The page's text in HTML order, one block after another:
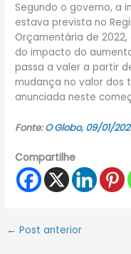
Segundo o governo, a
estava prevista no
Orçamentária de
do impacto do
passa a valer a partir
mudança no valor dos
anunciada neste
Fonte:O Globo, 09/01/
Compartilhe
← Post anterior